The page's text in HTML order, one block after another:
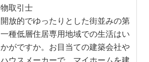
物取引士
開放的でゆったりとした街並みの第
一種低層住居専用地域での生活はい
かがですか。お目当ての建築会社や